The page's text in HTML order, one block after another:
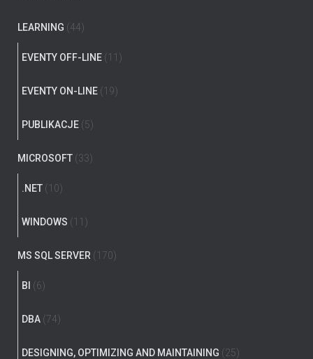
LEARNING (44)
EVENTY OFF-LINE (11)
EVENTY ON-LINE (19)
PUBLIKACJE (5)
MICROSOFT (33)
.NET (10)
WINDOWS (11)
MS SQL SERVER (170)
BI (6)
DBA (74)
DESIGNING, OPTIMIZING AND MAINTAINING (25)